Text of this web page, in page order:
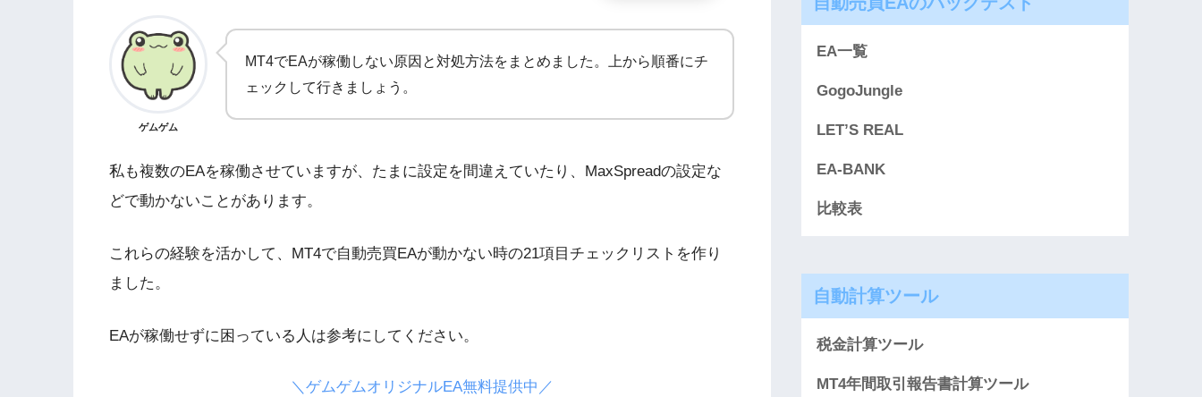
ゲムゲム
MT4でEAが稼働しない原因と対処方法をまとめました。上から順番にチ
ェックして行きましょう。
私も複数のEAを稼働させていますが、たまに設定を間違えていたり、MaxSpreadの設定な
どで動かないことがあります。
これらの経験を活かして、MT4で自動売買EAが動かない時の21項目チェックリストを作り
ました。
EAが稼働せずに困っている人は参考にしてください。
＼ゲムゲムオリジナルEA無料提供中／
EA一覧
GogoJungle
LET’S REAL
EA-BANK
比較表
自動計算ツール
税金計算ツール
MT4年間取引報告書計算ツール